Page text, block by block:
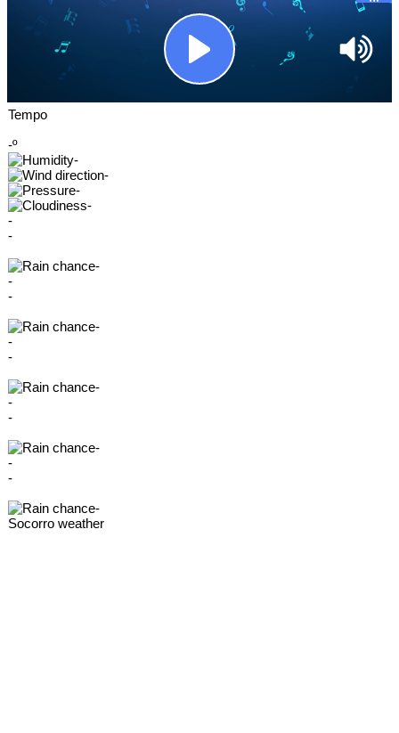
Tempo
-º
-
-
-
-
-
-
-
-
-
-
-
-
-
-
-
-
-
-
-
Socorro weather